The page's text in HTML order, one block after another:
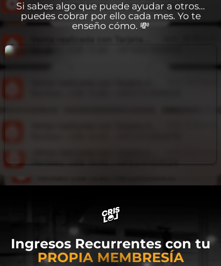
Si sabes algo que puede ayudar a otros…
puedes cobrar por ello cada mes. Yo te
enseño cómo. 💸
Ingresos Recurrentes con tu
PROPIA MEMBRESÍA